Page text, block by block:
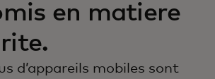
en matiere
d’appareils mobiles sont